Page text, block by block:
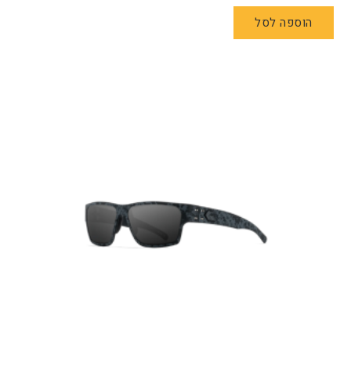
הוספה לסל